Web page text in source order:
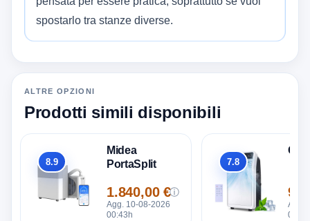
spostarlo tra stanze diverse.
ALTRE OPZIONI
Prodotti simili disponibili
Totale
8.9
Midea
PortaSplit
Prezzo
1.840,00 €ⓘ
Agg. 10-08-2026
00:43h
Totale
7.8
Agg.